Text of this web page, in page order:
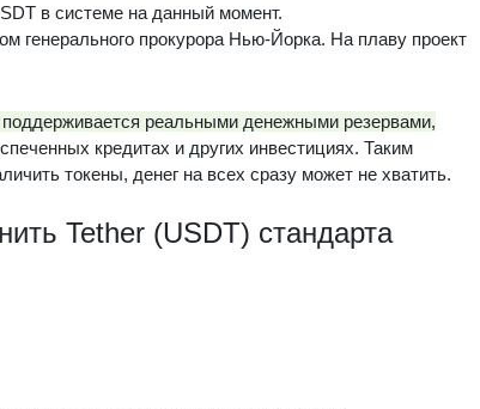
в системе на данный момент.
генерального прокурора Нью-Йорка. На плаву проект
реальными денежными резервами,
кредитах и других инвестициях. Таким
токены, денег на всех сразу может не хватить.
Tether (USDT) стандарта